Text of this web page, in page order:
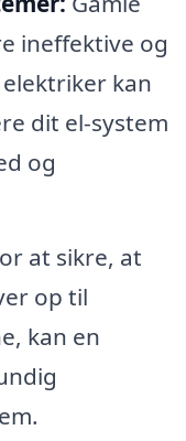
ineffektive og
kan
dit el-system
og
at sikre, at
op til
kan en